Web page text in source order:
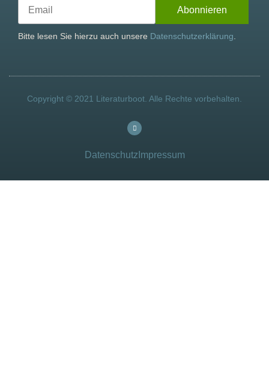
Bitte lesen Sie hierzu auch unsere Datenschutzerklärung
Copyright © 2021 Literaturboot. Alle Rechte vorbehalten.
Datenschutz Impressum